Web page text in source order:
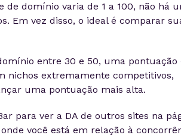
domínio varia de 1 a 100, não há
Em vez disso, o ideal é comparar
entre 30 e 50, uma pontuação
nichos extremamente competitivos,
uma pontuação mais alta.
para ver a DA de outros sites na
você está em relação à